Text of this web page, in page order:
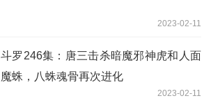
2023-02-11
斗罗246集：唐三击杀暗魔邪神虎和人面
魔蛛，八蛛魂骨再次进化
2023-02-11